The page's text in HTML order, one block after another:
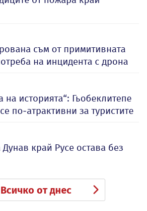
съм от примитивната
на инцидента с дрона
на историята“: Гьобеклитепе
по-атрактивни за туристите
край Русе остава без
Всичко от днес